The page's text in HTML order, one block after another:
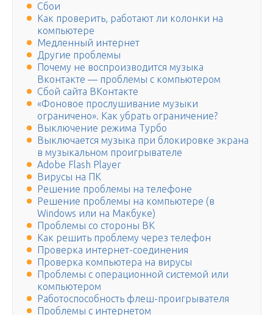
Сбои
Как проверить, работают ли колонки на
компьютере
Медленный интернет
Другие проблемы
Почему не воспроизводится музыка
Вконтакте — проблемы с компьютером
Сбой сайта ВКонтакте
«Фоновое прослушивание музыки
ограничено». Как убрать ограничение?
Выключение режима Турбо
Выключается музыка при блокировке экрана
в музыкальном проигрывателе
Adobe Flash Player
Вирусы на ПК
Решение проблемы на телефоне
Решение проблемы на компьютере (в
Windows или на Макбуке)
Проблемы со стороны ВК
Как решить проблему через телефон
Проверка интернет-соединения
Проверка компьютера на вирусы
Проблемы с операционной системой или
компьютером
Работоспособность флеш-проигрывателя
Проблемы с интернетом